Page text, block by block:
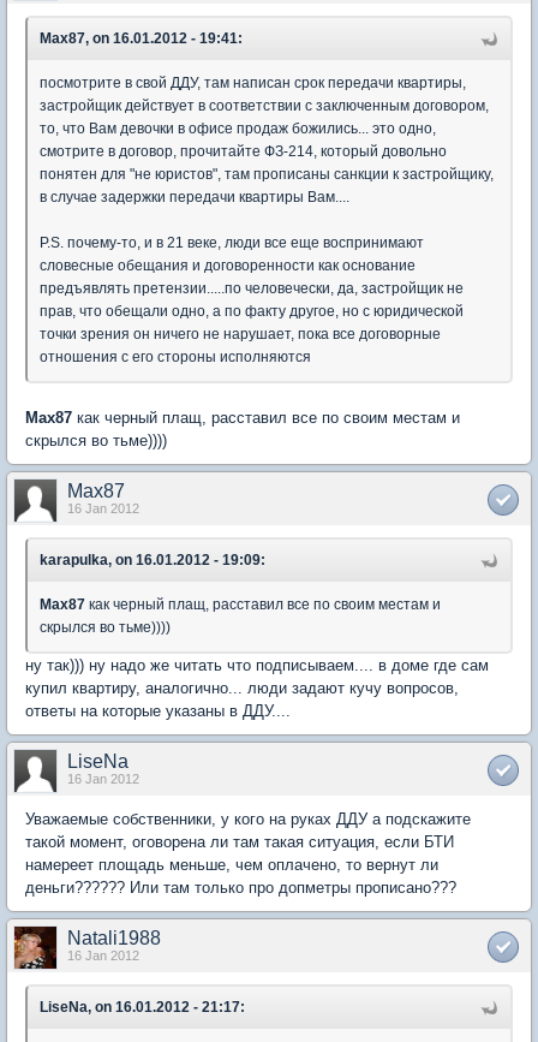
Max87, on 16.01.2012 - 19:41:
посмотрите в свой ДДУ, там написан срок передачи квартиры,
застройщик действует в соответствии с заключенным договором,
то, что Вам девочки в офисе продаж божились... это одно,
смотрите в договор, прочитайте ФЗ-214, который довольно
понятен для "не юристов", там прописаны санкции к застройщику,
в случае задержки передачи квартиры Вам....
P.S. почему-то, и в 21 веке, люди все еще воспринимают
словесные обещания и договоренности как основание
предъявлять претензии.....по человечески, да, застройщик не
прав, что обещали одно, а по факту другое, но с юридической
точки зрения он ничего не нарушает, пока все договорные
отношения с его стороны исполняются
Max87 как черный плащ, расставил все по своим местам и
скрылся во тьме))))
Max87
16 Jan 2012
karapulka, on 16.01.2012 - 19:09:
Max87 как черный плащ, расставил все по своим местам и
скрылся во тьме))))
ну так))) ну надо же читать что подписываем.... в доме где сам
купил квартиру, аналогично... люди задают кучу вопросов,
ответы на которые указаны в ДДУ....
LiseNa
16 Jan 2012
Уважаемые собственники, у кого на руках ДДУ а подскажите
такой момент, оговорена ли там такая ситуация, если БТИ
намереет площадь меньше, чем оплачено, то вернут ли
деньги?????? Или там только про допметры прописано???
Natali1988
16 Jan 2012
LiseNa, on 16.01.2012 - 21:17: